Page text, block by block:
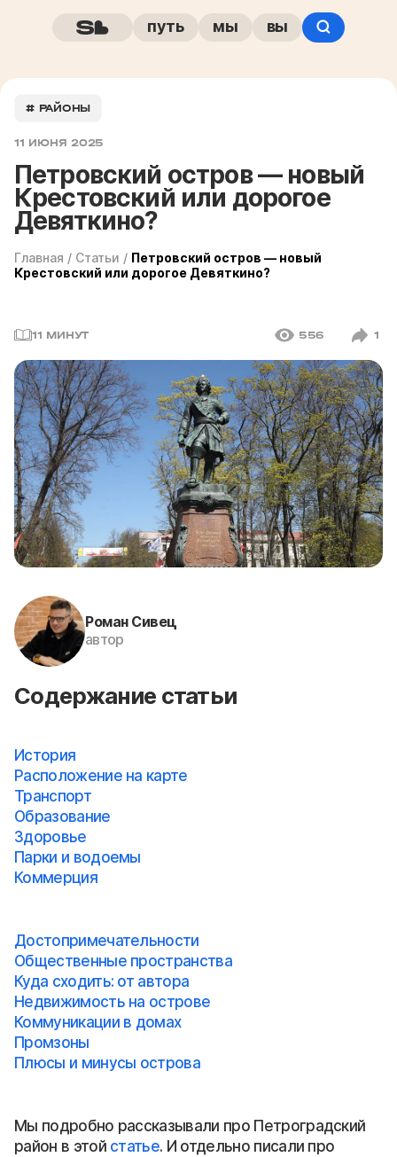
путь мы вы
# РАЙОНЫ
11 ИЮНЯ 2025
Петровский остров — новый
Крестовский или дорогое
Девяткино?
Главная / Статьи / Петровский остров — новый
Крестовский или дорогое Девяткино?
11 МИНУТ 556 1
Роман Сивец
автор
Содержание статьи
История
Расположение на карте
Транспорт
Образование
Здоровье
Парки и водоемы
Коммерция
Достопримечательности
Общественные пространства
Куда сходить: от автора
Недвижимость на острове
Коммуникации в домах
Промзоны
Плюсы и минусы острова
Мы подробно рассказывали про Петроградский
район в этой статье. И отдельно писали про